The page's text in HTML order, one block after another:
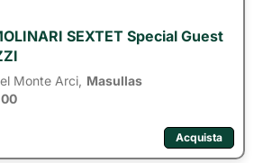
SEXTET Special Guest
Monte Arci, Masullas
Acquista